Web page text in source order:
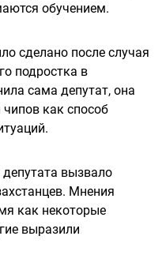
обучением.
сделано после случая
подростка в
сама депутат, она
как способ
вызвало
Мнения
как некоторые
выразили